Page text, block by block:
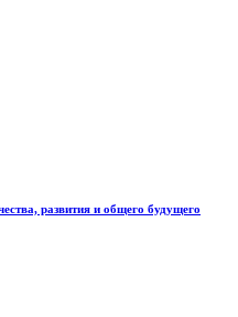
развития и общего будущего